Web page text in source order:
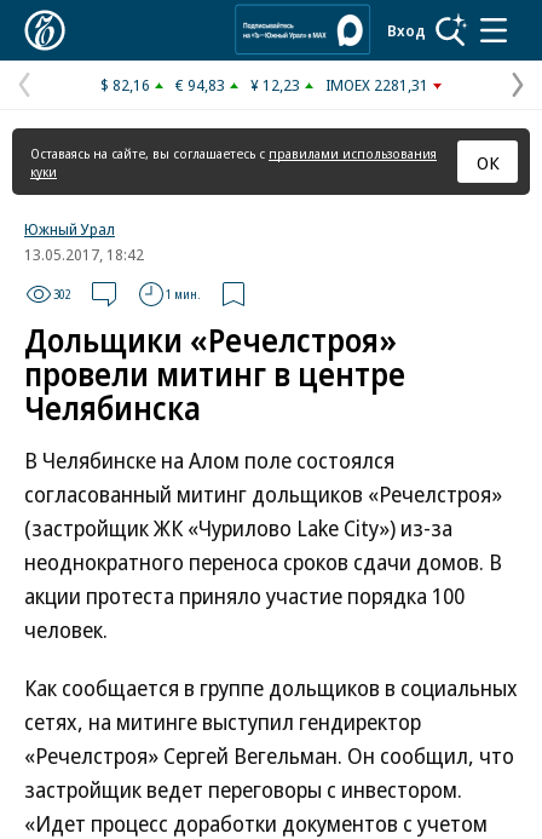
Вход
Предыдущая
страница
$ 82,16 € 94,83 ¥ 12,23 IMOEX 2281,31
Оставаясь на сайте, вы соглашаетесь с правилами использования
куки
ОК
Южный Урал
13.05.2017, 18:42
302 1 мин.
Дольщики «Речелстроя»
провели митинг в центре
Челябинска
В Челябинске на Алом поле состоялся
согласованный митинг дольщиков «Речелстроя»
(застройщик ЖК «Чурилово Lake Сity») из-за
неоднократного переноса сроков сдачи домов. В
акции протеста приняло участие порядка 100
человек.
Как сообщается в группе дольщиков в социальных
сетях, на митинге выступил гендиректор
«Речелстроя» Сергей Вегельман. Он сообщил, что
застройщик ведет переговоры с инвестором.
«Идет процесс доработки документов с учетом